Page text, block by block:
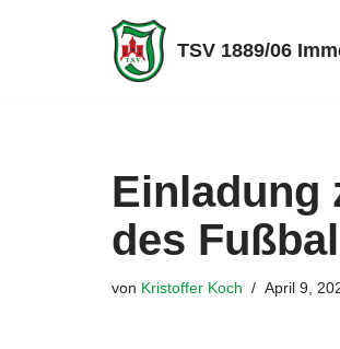
TSV 1889/06
Einladung
des
von Kristoffer Koch April 9,